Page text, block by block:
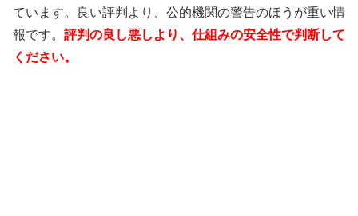
ています。良い評判より、公的機関の警告のほうが重い情
報です。 評判の良し悪しより、仕組みの安全性で判断して
ください。